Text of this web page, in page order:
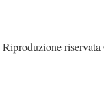
Riproduzione